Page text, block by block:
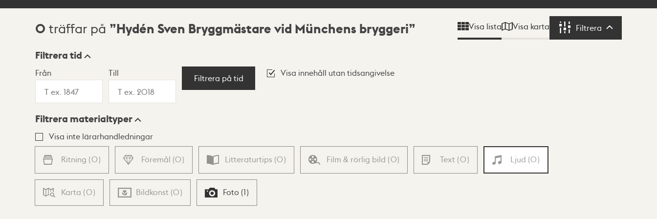
Sökresultat
0 träffar på Hydén Sven Bryggmästare vid Münchens bryggeri Visa lista Visa karta Filtrera Filtrera
Visningsläge
Lista Karta
Filtrera tid
Från Till
Filtrera på tid
Visa innehåll utan tidsangivelse
Filtrera materialtyper
Visa inte lärarhandledningar
Ritning (0) Föremål (0) Litteraturtips (0) Film & rörlig bild (0) Text (0) Ljud (0)
Karta (0) Bildkonst (0) Foto (1)